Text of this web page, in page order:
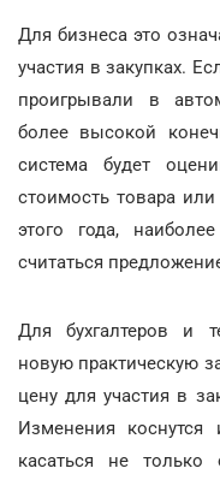
Для бизнеса это
участия в закупках.
проигрывали в
более высокой
система будет
стоимость товара
этого года,
считаться
Для бухгалтеров и
новую практическую
цену для участия в
Изменения коснутся
касаться не